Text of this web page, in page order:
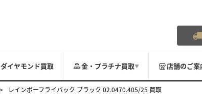
ダイヤモンド買取 金・プラチナ買取▼ 店舗のご案
レインボーフライバック ブラック 02.0470.405/25 買取